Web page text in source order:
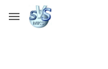
Skip to main content